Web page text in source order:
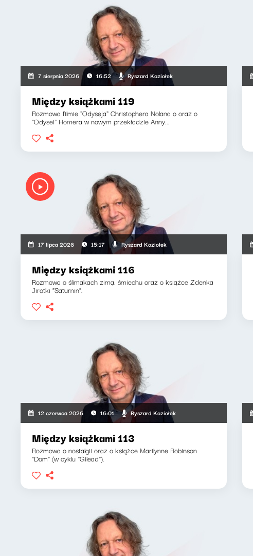
7 sierpnia 2026 16:52 Ryszard Koziołek
Między książkami 119
Rozmowa filmie "Odyseja" Christophera Nolana o oraz o
"Odysei" Homera w nowym przekładzie Anny...
17 lipca 2026 15:17 Ryszard Koziołek
Między książkami 116
Rozmowa o ślimakach zimą, śmiechu oraz o książce Zdenka
Jirotki "Saturnin".
12 czerwca 2026 16:01 Ryszard Koziołek
Między książkami 113
Rozmowa o nostalgii oraz o książce Marilynne Robinson
"Dom" (w cyklu "Gilead").